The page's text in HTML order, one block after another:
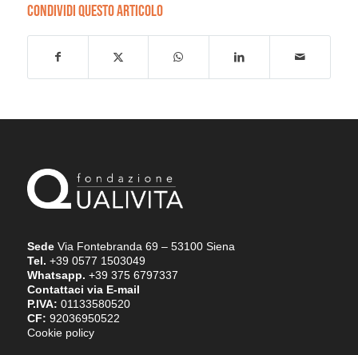
CONDIVIDI QUESTO ARTICOLO
SedeVia Fontebranda 69 – 53100 Siena
Tel. +39 0577 1503049
Whatsapp. +39 375 6797337
Contattaci via E-mail
P.IVA: 01133580520
CF: 92036950522
Cookie policy